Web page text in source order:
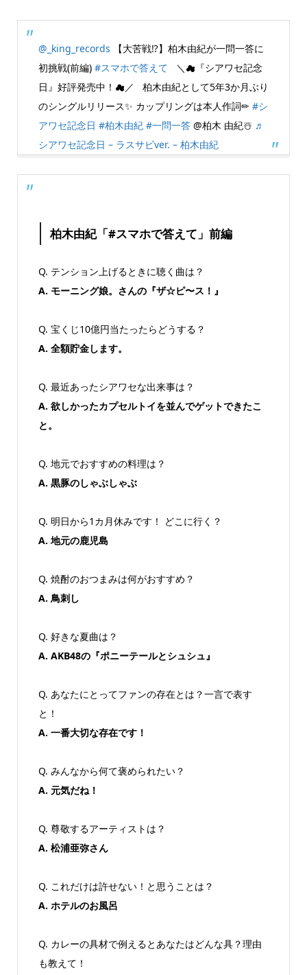
@_king_records 【大苦戦⁉】柏木由紀が一問一答に
初挑戦(前編) #スマホで答えて ＼☁『シアワセ記念
日』好評発売中！☁／ 柏木由紀として5年3か月ぶり
のシングルリリース✨ カップリングは本人作詞✏ #シ
アワセ記念日 #柏木由紀 #一問一答@柏木 由紀☃️ ♬
シアワセ記念日 – ラスサビver. – 柏木由紀
柏木由紀「#スマホで答えて」前編
Q. テンション上げるときに聴く曲は？
A. モーニング娘。さんの『ザ☆ピ〜ス！』
Q. 宝くじ10億円当たったらどうする？
A. 全額貯金します。
Q. 最近あったシアワセな出来事は？
A. 欲しかったカプセルトイを並んでゲットできたこ
と。
Q. 地元でおすすめの料理は？
A. 黒豚のしゃぶしゃぶ
Q. 明日から1カ月休みです！ どこに行く？
A. 地元の鹿児島
Q. 焼酎のおつまみは何がおすすめ？
A. 鳥刺し
Q. 好きな夏曲は？
A. AKB48の『ポニーテールとシュシュ』
Q. あなたにとってファンの存在とは？一言で表す
と！
A. 一番大切な存在です！
Q. みんなから何て褒められたい？
A. 元気だね！
Q. 尊敬するアーティストは？
A. 松浦亜弥さん
Q. これだけは許せない！と思うことは？
A. ホテルのお風呂
Q. カレーの具材で例えるとあなたはどんな具？理由
も教えて！